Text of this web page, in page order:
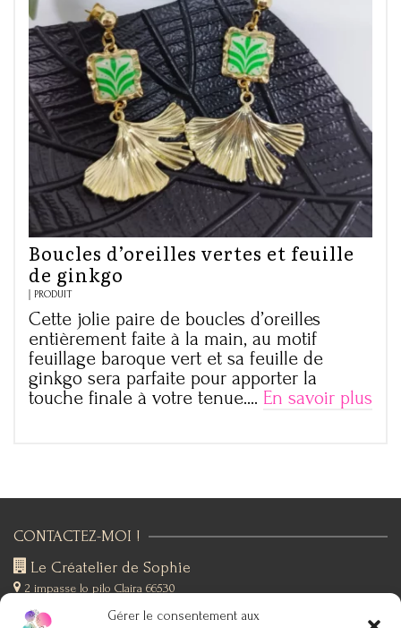
Gérer le consentement aux
Boucles d’oreilles vertes et feuille
de ginkgo
PRODUIT
Cette jolie paire de boucles d’oreilles
entièrement faite à la main, au motif
feuillage baroque vert et sa feuille de
ginkgo sera parfaite pour apporter la
touche finale à votre tenue.… En savoir plus
CONTACTEZ-MOI !
Le Créatelier de Sophie
2 impasse lo pilo Claira 66530
+(33)6 19 76 12 53